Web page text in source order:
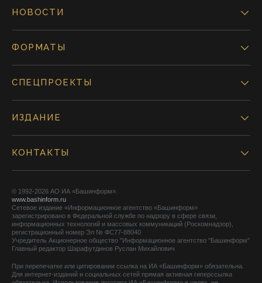
НОВОСТИ
ФОРМАТЫ
СПЕЦПРОЕКТЫ
ИЗДАНИЕ
КОНТАКТЫ
© 1992-2026 АО ИА «Башинформ».
www.bashinform.ru
Сетевое издание «Информационное агентство «Башинформ»
зарегистрировано в Федеральной службе по надзору в сфере связи,
информационных технологий и массовых коммуникаций (Роскомнадзор),
регистрационный номер Эл № ФС77-88040
Учредитель Акционерное общество "Информационное агентство "Башинформ"
Главный редактор Шарафутдинов Руслан Михайлович
При перепечатке или цитировании ссылка на ИА «Башинформ» обязательна.
Для интернет-изданий и социальных сетей прямая активная гиперссылка